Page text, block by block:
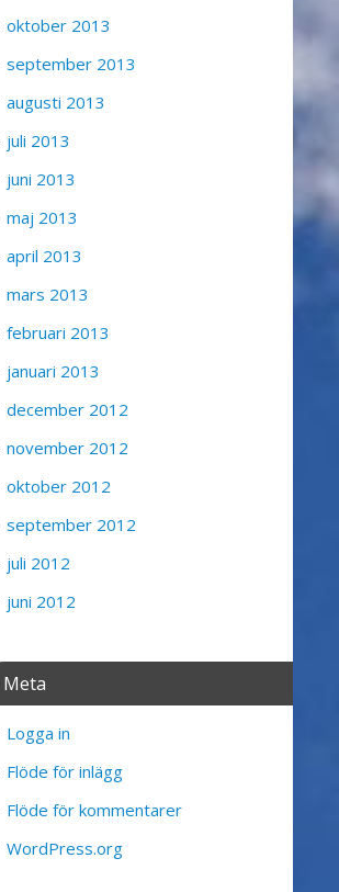
oktober 2013
september 2013
augusti 2013
juli 2013
juni 2013
maj 2013
april 2013
mars 2013
februari 2013
januari 2013
december 2012
november 2012
oktober 2012
september 2012
juli 2012
juni 2012
Meta
Logga in
Flöde för inlägg
Flöde för kommentarer
WordPress.org